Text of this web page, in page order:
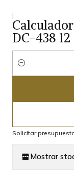
|
DC-438
Cantidad
Solicitar
Mostrar